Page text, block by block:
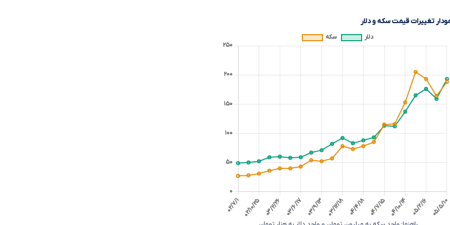
تغییرات قیمت سکه و دلار